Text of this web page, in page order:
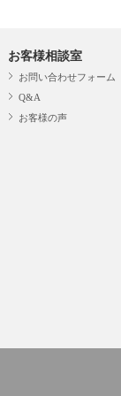
お客様相談室
お問い合わせフォーム
Q&A
お客様の声